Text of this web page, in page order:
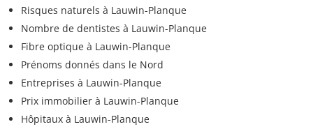
Risques naturels à Lauwin-Planque
Nombre de dentistes à Lauwin-Planque
Fibre optique à Lauwin-Planque
Prénoms donnés dans le Nord
Entreprises à Lauwin-Planque
Prix immobilier à Lauwin-Planque
Hôpitaux à Lauwin-Planque